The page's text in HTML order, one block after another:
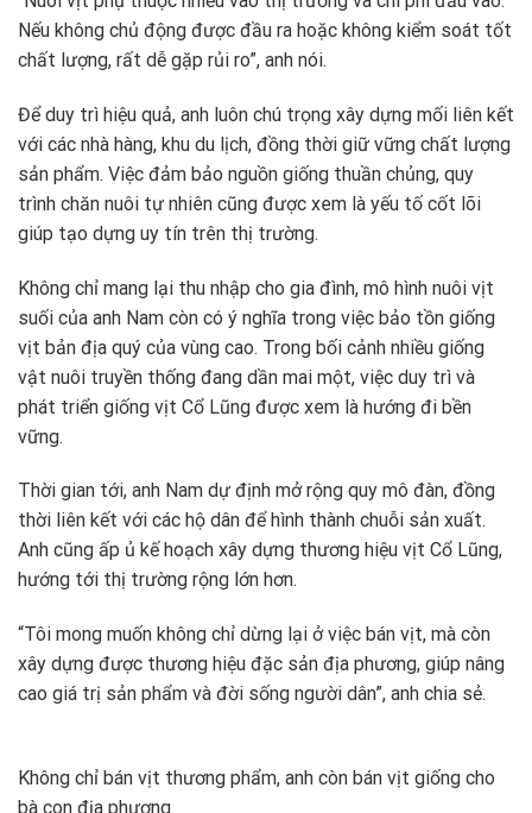
Nếu không chủ động được đầu ra hoặc không kiểm soát tốt
chất lượng, rất dễ gặp rủi ro”, anh nói.
Để duy trì hiệu quả, anh luôn chú trọng xây dựng mối liên kết
với các nhà hàng, khu du lịch, đồng thời giữ vững chất lượng
sản phẩm. Việc đảm bảo nguồn giống thuần chủng, quy
trình chăn nuôi tự nhiên cũng được xem là yếu tố cốt lõi
giúp tạo dựng uy tín trên thị trường.
Không chỉ mang lại thu nhập cho gia đình, mô hình nuôi vịt
suối của anh Nam còn có ý nghĩa trong việc bảo tồn giống
vịt bản địa quý của vùng cao. Trong bối cảnh nhiều giống
vật nuôi truyền thống đang dần mai một, việc duy trì và
phát triển giống vịt Cổ Lũng được xem là hướng đi bền
vững.
Thời gian tới, anh Nam dự định mở rộng quy mô đàn, đồng
thời liên kết với các hộ dân để hình thành chuỗi sản xuất.
Anh cũng ấp ủ kế hoạch xây dựng thương hiệu vịt Cổ Lũng,
hướng tới thị trường rộng lớn hơn.
“Tôi mong muốn không chỉ dừng lại ở việc bán vịt, mà còn
xây dựng được thương hiệu đặc sản địa phương, giúp nâng
cao giá trị sản phẩm và đời sống người dân”, anh chia sẻ.
Không chỉ bán vịt thương phẩm, anh còn bán vịt giống cho
bà con địa phương.